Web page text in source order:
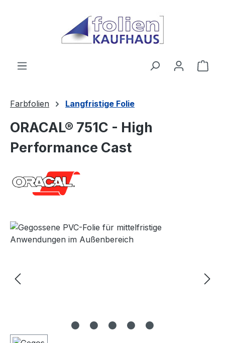
Farbfolien Langfristige Folie
ORACAL® 751C - High
Performance Cast
Bildergalerie überspringen